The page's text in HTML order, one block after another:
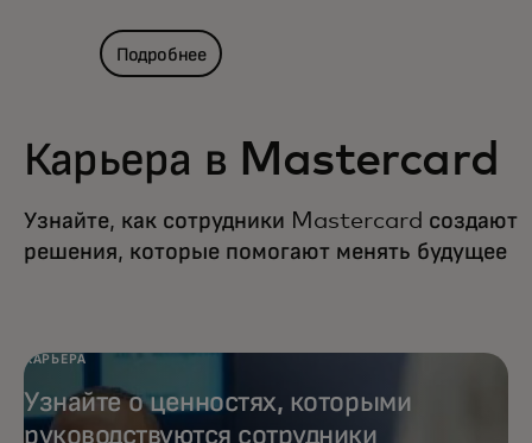
Подробнее
Карьера в Mastercard
Узнайте, как сотрудники Mastercard создают
решения, которые помогают менять будущее
КАРЬЕРА
Узнайте о ценностях, которыми
руководствуются сотрудники